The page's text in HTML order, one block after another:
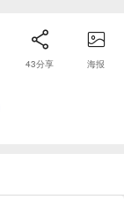
43分享 海报